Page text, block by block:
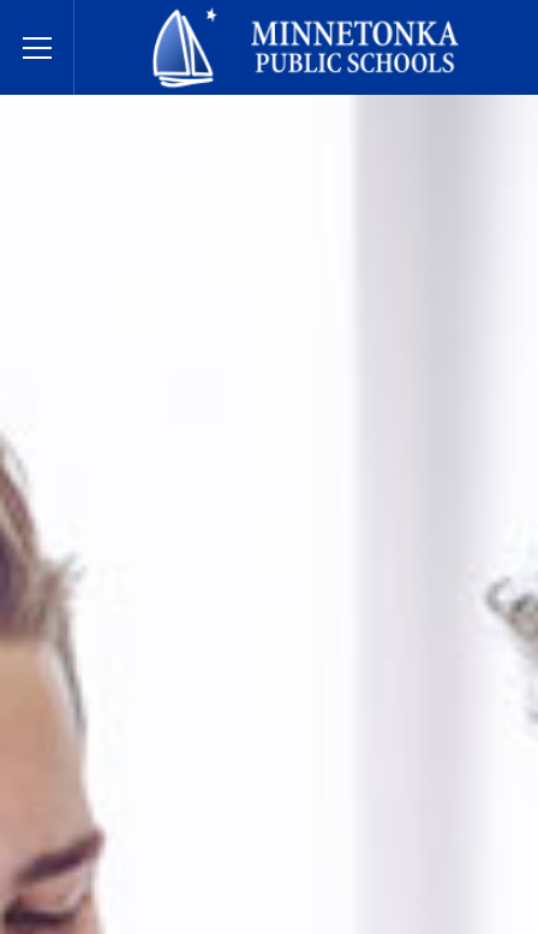
Toggle Menu
בתי הספר הציבוריים של מינטונקה